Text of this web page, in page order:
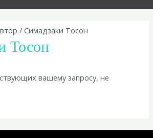
/ Симадзаки Тосон
Тосон
вашему запросу, не